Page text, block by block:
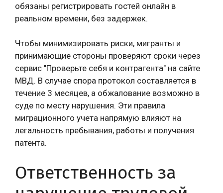
обязаны регистрировать гостей онлайн в
реальном времени, без задержек.
Чтобы минимизировать риски, мигранты и
принимающие стороны проверяют сроки через
сервис "Проверьте себя и контрагента" на сайте
МВД. В случае спора протокол составляется в
течение 3 месяцев, а обжалование возможно в
суде по месту нарушения. Эти правила
миграционного учета напрямую влияют на
легальность пребывания, работы и получения
патента.
Ответственность за